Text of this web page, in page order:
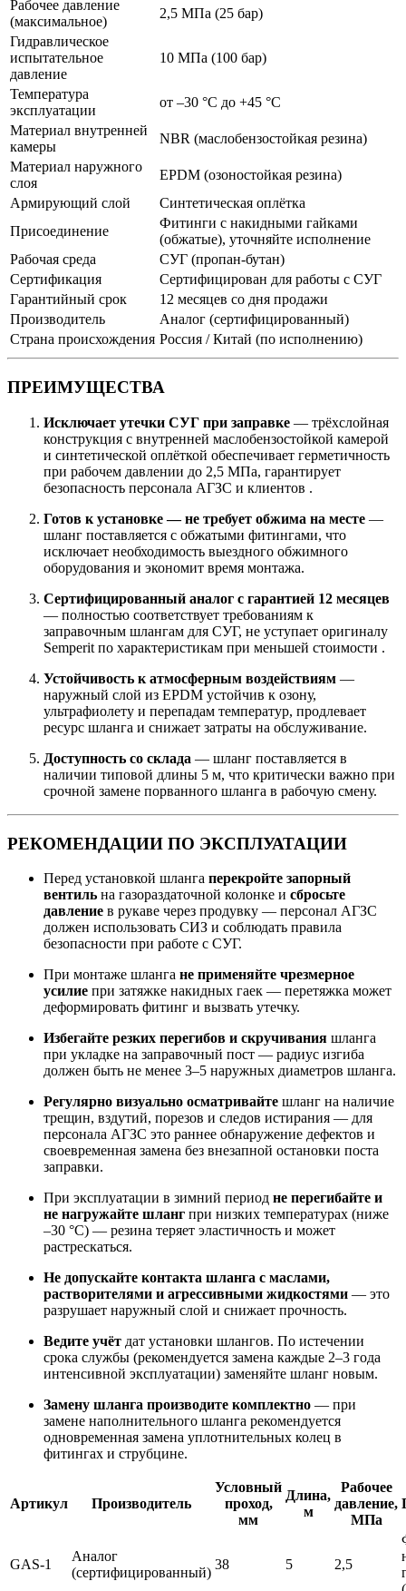
Рабочее давление
(максимальное)
2,5 МПа (25 бар)
Гидравлическое
испытательное
давление
10 МПа (100 бар)
Температура
эксплуатации
от –30 °C до +45 °C
Материал внутренней
камеры
NBR (маслобензостойкая резина)
Материал наружного
слоя
EPDM (озоностойкая резина)
Армирующий слой
Синтетическая оплётка
Присоединение
Фитинги с накидными гайками
(обжатые), уточняйте исполнение
Рабочая среда
СУГ (пропан-бутан)
Сертификация
Сертифицирован для работы с СУГ
Гарантийный срок
12 месяцев со дня продажи
Производитель
Аналог (сертифицированный)
Страна происхождения Россия / Китай (по исполнению)
ПРЕИМУЩЕСТВА
Исключает утечки СУГ при заправке — трёхслойная
конструкция с внутренней маслобензостойкой камерой
и синтетической оплёткой обеспечивает герметичность
при рабочем давлении до 2,5 МПа, гарантирует
безопасность персонала АГЗС и клиентов .
Готов к установке — не требует обжима на месте —
шланг поставляется с обжатыми фитингами, что
исключает необходимость выездного обжимного
оборудования и экономит время монтажа.
Сертифицированный аналог с гарантией 12 месяцев
— полностью соответствует требованиям к
заправочным шлангам для СУГ, не уступает оригиналу
Semperit по характеристикам при меньшей стоимости .
Устойчивость к атмосферным воздействиям —
наружный слой из EPDM устойчив к озону,
ультрафиолету и перепадам температур, продлевает
ресурс шланга и снижает затраты на обслуживание.
Доступность со склада — шланг поставляется в
наличии типовой длины 5 м, что критически важно при
срочной замене порванного шланга в рабочую смену.
РЕКОМЕНДАЦИИ ПО ЭКСПЛУАТАЦИИ
Перед установкой шланга перекройте запорный
вентиль на газораздаточной колонке и сбросьте
давление в рукаве через продувку — персонал АГЗС
должен использовать СИЗ и соблюдать правила
безопасности при работе с СУГ.
При монтаже шланга не применяйте чрезмерное
усилие при затяжке накидных гаек — перетяжка может
деформировать фитинг и вызвать утечку.
Избегайте резких перегибов и скручивания шланга
при укладке на заправочный пост — радиус изгиба
должен быть не менее 3–5 наружных диаметров шланга.
Регулярно визуально осматривайте шланг на наличие
трещин, вздутий, порезов и следов истирания — для
персонала АГЗС это раннее обнаружение дефектов и
своевременная замена без внезапной остановки поста
заправки.
При эксплуатации в зимний период не перегибайте и
не нагружайте шланг при низких температурах (ниже
–30 °C) — резина теряет эластичность и может
растрескаться.
Не допускайте контакта шланга с маслами,
растворителями и агрессивными жидкостями — это
разрушает наружный слой и снижает прочность.
Ведите учёт дат установки шлангов. По истечении
срока службы (рекомендуется замена каждые 2–3 года
интенсивной эксплуатации) заменяйте шланг новым.
Замену шланга производите комплектно — при
замене наполнительного шланга рекомендуется
одновременная замена уплотнительных колец в
фитингах и струбцине.
Артикул Производитель
Условный
проход,
мм
Длина,
м
Рабочее
давление,
МПа
GAS-1
Аналог
(сертифицированный)
38 5 2,5